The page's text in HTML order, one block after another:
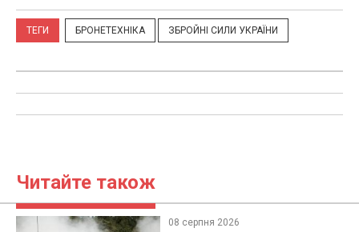
ТЕГИ БРОНЕТЕХНІКА ЗБРОЙНІ СИЛИ УКРАЇНИ
Читайте також
08 серпня 2026